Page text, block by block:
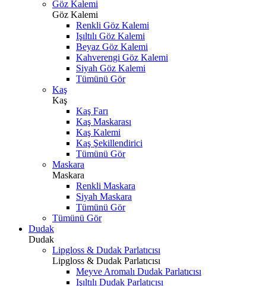
Göz Kalemi
Göz Kalemi
Renkli Göz Kalemi
Işıltılı Göz Kalemi
Beyaz Göz Kalemi
Kahverengi Göz Kalemi
Siyah Göz Kalemi
Tümünü Gör
Kaş
Kaş
Kaş Farı
Kaş Maskarası
Kaş Kalemi
Kaş Şekillendirici
Tümünü Gör
Maskara
Maskara
Renkli Maskara
Siyah Maskara
Tümünü Gör
Tümünü Gör
Dudak
Dudak
Lipgloss & Dudak Parlatıcısı
Lipgloss & Dudak Parlatıcısı
Meyve Aromalı Dudak Parlatıcısı
Işıltılı Dudak Parlatıcısı